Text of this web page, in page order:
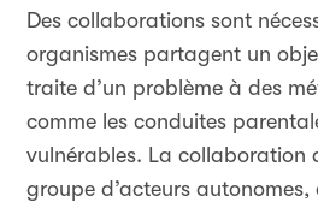
Des collaborations sont
organismes partagent un
traite d’un problème à des
comme les conduites
vulnérables. La collaboration
groupe d’acteurs